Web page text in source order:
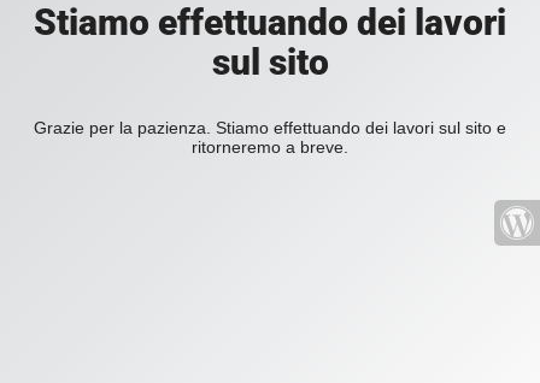
Stiamo effettuando dei lavori
sul sito
Grazie per la pazienza. Stiamo effettuando dei lavori sul sito e
ritorneremo a breve.